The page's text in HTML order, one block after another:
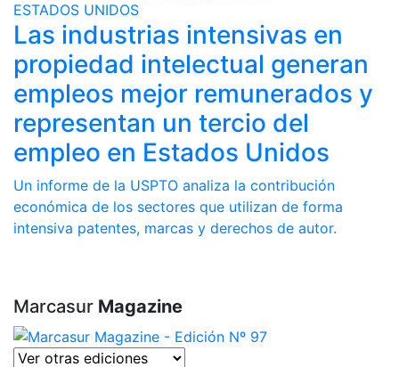
ESTADOS UNIDOS
Las industrias intensivas en
propiedad intelectual generan
empleos mejor remunerados y
representan un tercio del
empleo en Estados Unidos
Un informe de la USPTO analiza la contribución
económica de los sectores que utilizan de forma
intensiva patentes, marcas y derechos de autor.
Marcasur Magazine